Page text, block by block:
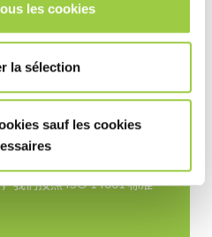
les cookies
la sélection
sauf les cookies
14001 认证
我们按照 ISO 14001 标准